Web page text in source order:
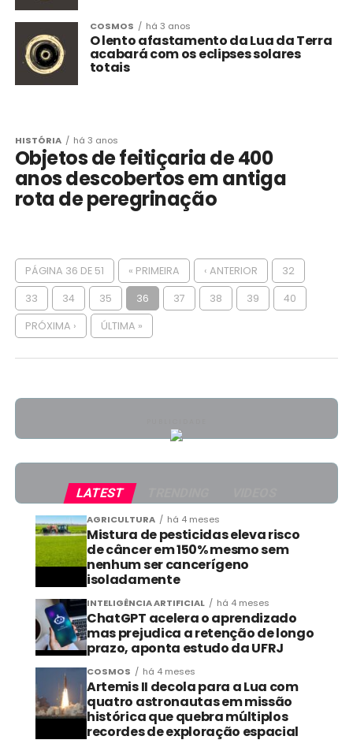
COSMOS há 3 anos
O lento afastamento da Lua da Terra
acabará com os eclipses solares
totais
HISTÓRIA há 3 anos
Objetos de feitiçaria de 400
anos descobertos em antiga
rota de peregrinação
PÁGINA 36 DE 51 « PRIMEIRA ‹ ANTERIOR 32
33 34 35 36 37 38 39 40
PRÓXIMA › ÚLTIMA »
LATEST
AGRICULTURA há 4 meses
Mistura de pesticidas eleva risco
de câncer em 150% mesmo sem
nenhum ser cancerígeno
isoladamente
INTELIGÊNCIA ARTIFICIAL há 4 meses
ChatGPT acelera o aprendizado
mas prejudica a retenção de longo
prazo, aponta estudo da UFRJ
COSMOS há 4 meses
Artemis II decola para a Lua com
quatro astronautas em missão
histórica que quebra múltiplos
recordes de exploração espacial